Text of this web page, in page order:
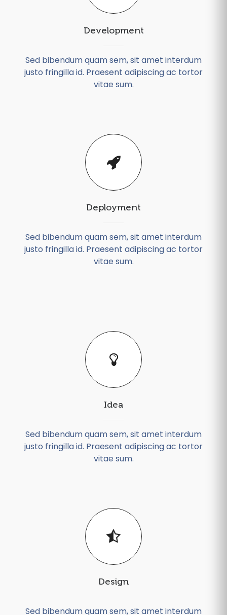
Development
Sed bibendum quam sem, sit amet interdum
justo fringilla id. Praesent adipiscing ac tortor
vitae sum.
Deployment
Sed bibendum quam sem, sit amet interdum
justo fringilla id. Praesent adipiscing ac tortor
vitae sum.
Idea
Sed bibendum quam sem, sit amet interdum
justo fringilla id. Praesent adipiscing ac tortor
vitae sum.
Design
Sed bibendum quam sem, sit amet interdum